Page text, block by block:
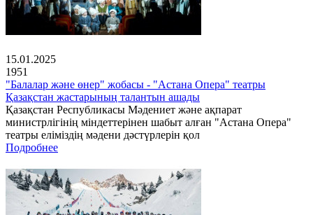
15.01.2025
1951
"Балалар және өнер" жобасы - "Астана Опера" театры
Қазақстан жастарының талантын ашады
Қазақстан Республикасы Мәдениет және ақпарат
министрлігінің міндеттерінен шабыт алған "Астана Опера"
театры еліміздің мәдени дәстүрлерін қол
Подробнее